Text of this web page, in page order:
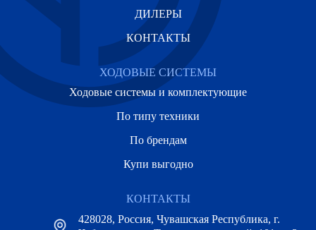
ДИЛЕРЫ
КОНТАКТЫ
ХОДОВЫЕ СИСТЕМЫ
Ходовые системы и комплектующие
По типу техники
По брендам
Купи выгодно
КОНТАКТЫ
428028, Россия, Чувашская Республика, г.